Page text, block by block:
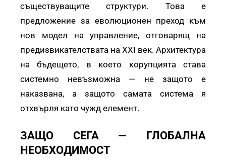
съществуващите структури. Това е
предложение за еволюционен преход към
нов модел на управление, отговарящ на
предизвикателствата на XXI век. Архитектура
на бъдещето, в което корупцията става
системно невъзможна — не защото е
наказвана, а защото самата система я
отхвърля като чужд елемент.
ЗАЩО СЕГА — ГЛОБАЛНА
НЕОБХОДИМОСТ